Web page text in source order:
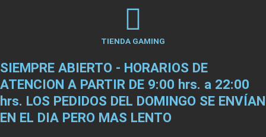
TIENDA GAMING
SIEMPRE ABIERTO - HORARIOS DE
ATENCION A PARTIR DE 9:00 hrs. a 22:00
hrs. LOS PEDIDOS DEL DOMINGO SE ENVÍAN
EN EL DIA PERO MAS LENTO